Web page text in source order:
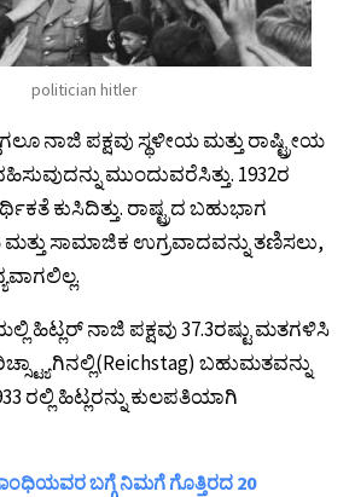
politician hitler
ನಾಜಿ ಪಕ್ಷವು ಸ್ಥಳೀಯ ಮತ್ತು ರಾಷ್ಟ್ರೀಯ
ಮುಂದುವರೆಸಿತ್ತು. 1932ರ
ಕುಸಿದಿತ್ತು. ರಾಷ್ಟ್ರದ ಬಹುಭಾಗ
ಸಾಮಾಜಿಕ ಉಗ್ರವಾದವನ್ನು ತಣಿಸಲು,
ಹಿಟ್ಲರ್ ನಾಜಿ ಪಕ್ಷವು 37.3ರಷ್ಟು ಮತಗಳಿಸಿ
ಬಹುಮತವನ್ನು
ರಲ್ಲಿ ಹಿಟ್ಲರನ್ನು ಕುಲಪತಿಯಾಗಿ
ಬಗ್ಗೆ ನಿಮಗೆ ಗೊತ್ತಿರದ 20